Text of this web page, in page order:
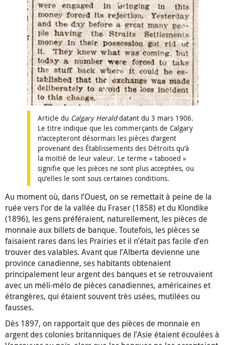
Article du Calgary Heralddatant du 3 mars 1906.
Le titre indique que les commerçants de Calgary
n’accepteront désormais les pièces d’argent
provenant des Établissements des Détroits qu’à
la moitié de leur valeur. Le terme « tabooed »
signifie que les pièces ne sont plus acceptées, ou
qu’elles le sont sous certaines conditions.
Au moment où, dans l’Ouest, on se remettait à peine de la
ruée vers l’or de la vallée du Fraser (1858) et du Klondike
(1896), les gens préféraient, naturellement, les pièces de
monnaie aux billets de banque. Toutefois, les pièces se
faisaient rares dans les Prairies et il n’était pas facile d’en
trouver des valables. Avant que l’Alberta devienne une
province canadienne, ses habitants obtenaient
principalement leur argent des banques et se retrouvaient
avec un méli-mélo de pièces canadiennes, américaines et
étrangères, qui étaient souvent très usées, mutilées ou
fausses.
Dès 1897, on rapportait que des pièces de monnaie en
argent des colonies britanniques de l’Asie étaient écoulées à